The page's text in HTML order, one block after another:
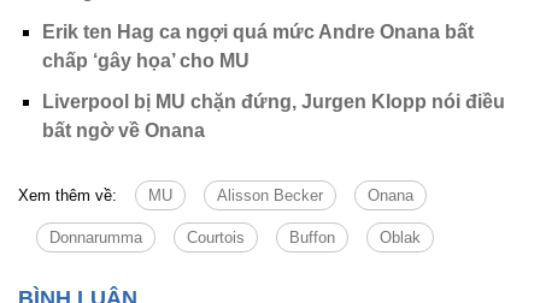
Erik ten Hag ca ngợi quá mức Andre Onana bất
chấp ‘gây họa’ cho MU
Liverpool bị MU chặn đứng, Jurgen Klopp nói điều
bất ngờ về Onana
Xem thêm về: MU Alisson Becker Onana
Donnarumma Courtois Buffon Oblak